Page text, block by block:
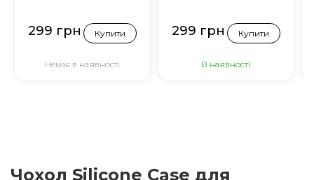
299 грн Купити
Немає в наявності
299 грн Купити
В наявності
Чохол Silicone Case для